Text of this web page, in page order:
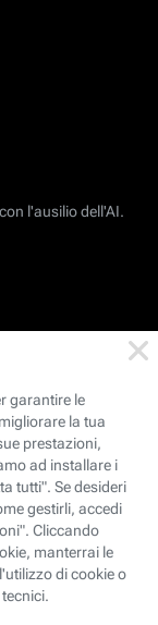
l'ausilio dell'AI.